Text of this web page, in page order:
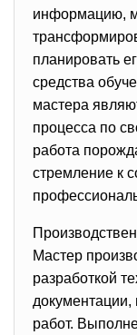
информацию,
планировать
средства
мастера
процесса по
работа
стремление к
Мастер
разработкой
работ.